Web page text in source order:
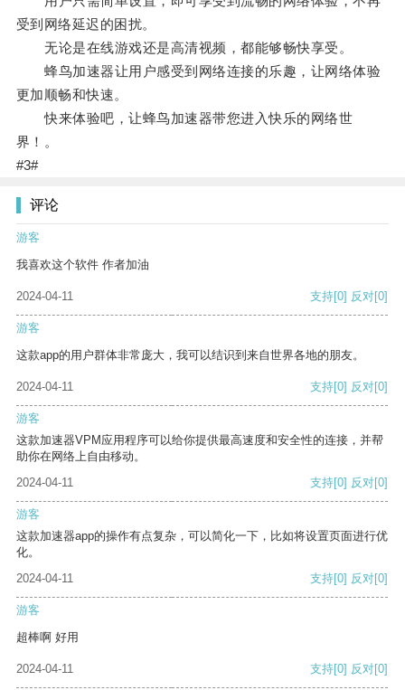
受到网络延迟的困扰。
无论是在线游戏还是高清视频，都能够畅快享受。
蜂鸟加速器让用户感受到网络连接的乐趣，让网络体验
更加顺畅和快速。
快来体验吧，让蜂鸟加速器带您进入快乐的网络世
界！。
#3#
评论
游客
我喜欢这个软件 作者加油
2024-04-11 支持[0] 反对[0]
游客
这款app的用户群体非常庞大，我可以结识到来自世界各地的朋友。
2024-04-11 支持[0] 反对[0]
游客
这款加速器VPM应用程序可以给你提供最高速度和安全性的连接，并帮
助你在网络上自由移动。
2024-04-11
支持[0] 反对[0]
游客
这款加速器app的操作有点复杂，可以简化一下，比如将设置页面进行优
化。
2024-04-11
支持[0] 反对[0]
游客
超棒啊 好用
2024-04-11 支持[0] 反对[0]